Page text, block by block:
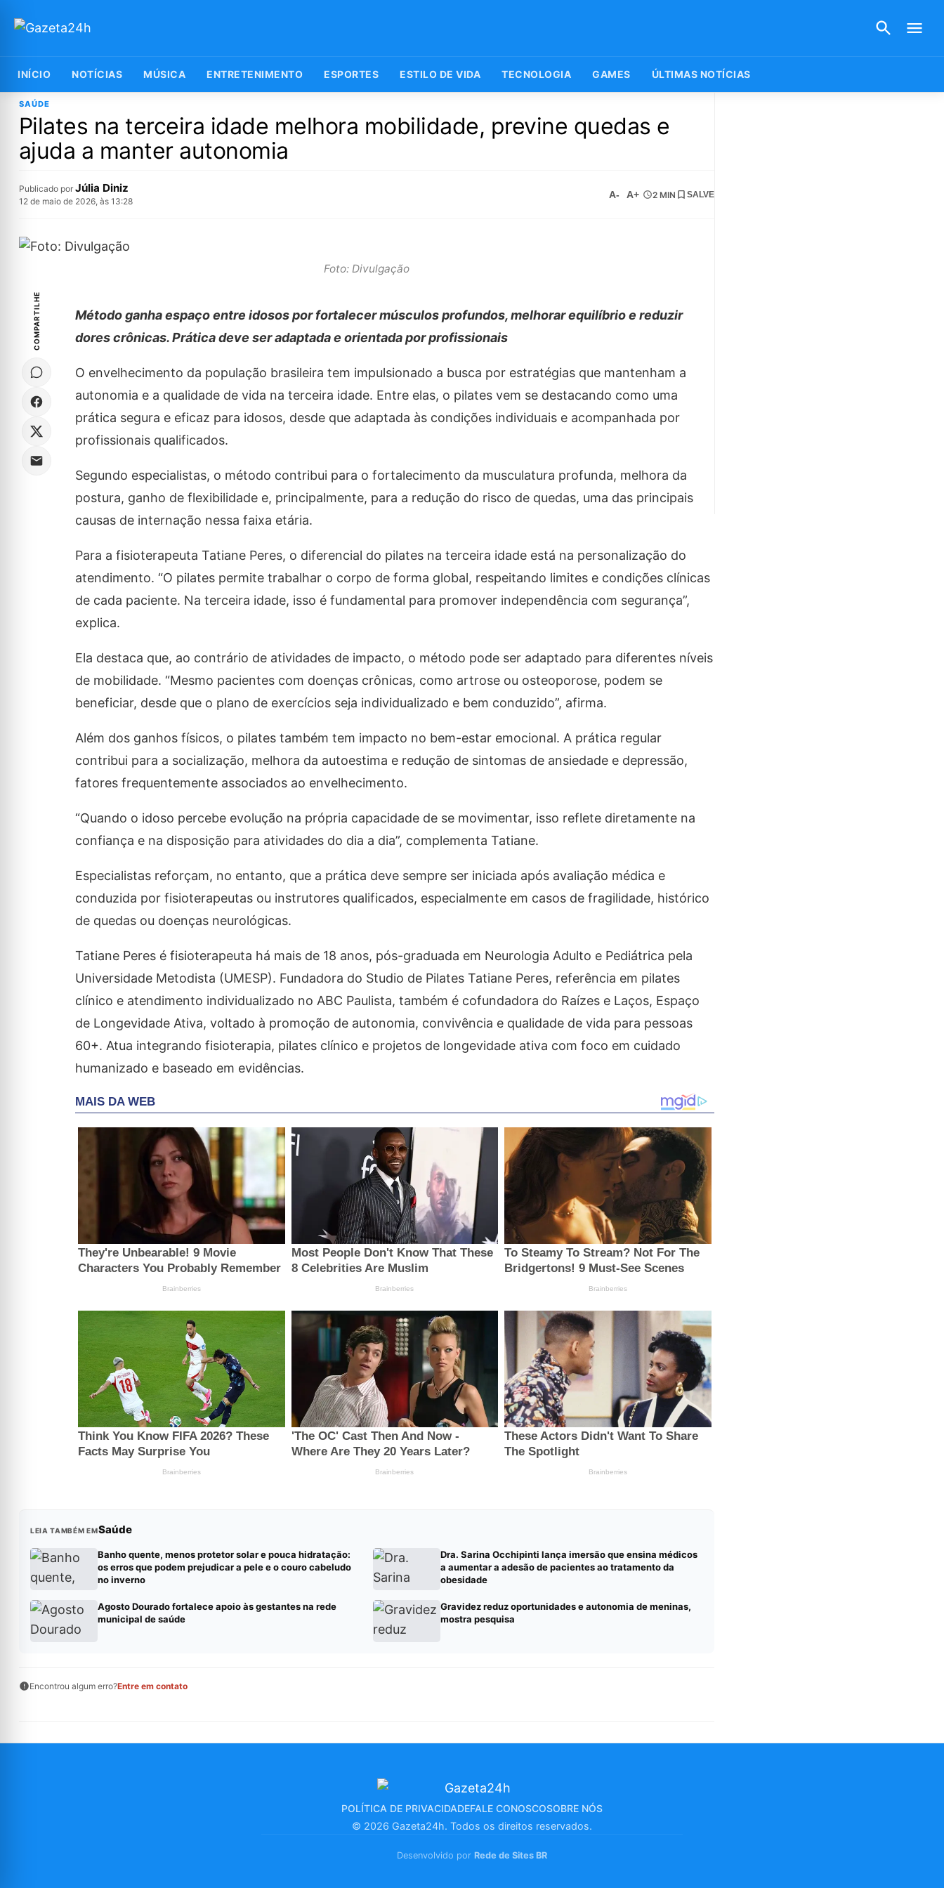
INÍCIO NOTÍCIAS MÚSICA ENTRETENIMENTO ESPORTES ESTILO DE VIDA TECNOLOGIA GAMES ÚLTIMAS NOTÍCIAS
SAÚDE
Pilates na terceira idade melhora mobilidade, previne quedas e
ajuda a manter autonomia
Publicado por Júlia Diniz
12 de maio de 2026, às 13:28
A- A+ 2 MIN SALVE
Foto: Divulgação
COMPARTILHE
Método ganha espaço entre idosos por fortalecer músculos profundos, melhorar equilíbrio e reduzir
dores crônicas. Prática deve ser adaptada e orientada por profissionais
O envelhecimento da população brasileira tem impulsionado a busca por estratégias que mantenham a
autonomia e a qualidade de vida na terceira idade. Entre elas, o pilates vem se destacando como uma
prática segura e eficaz para idosos, desde que adaptada às condições individuais e acompanhada por
profissionais qualificados.
Segundo especialistas, o método contribui para o fortalecimento da musculatura profunda, melhora da
postura, ganho de flexibilidade e, principalmente, para a redução do risco de quedas, uma das principais
causas de internação nessa faixa etária.
Para a fisioterapeuta Tatiane Peres, o diferencial do pilates na terceira idade está na personalização do
atendimento. “O pilates permite trabalhar o corpo de forma global, respeitando limites e condições clínicas
de cada paciente. Na terceira idade, isso é fundamental para promover independência com segurança”,
explica.
Ela destaca que, ao contrário de atividades de impacto, o método pode ser adaptado para diferentes níveis
de mobilidade. “Mesmo pacientes com doenças crônicas, como artrose ou osteoporose, podem se
beneficiar, desde que o plano de exercícios seja individualizado e bem conduzido”, afirma.
Além dos ganhos físicos, o pilates também tem impacto no bem-estar emocional. A prática regular
contribui para a socialização, melhora da autoestima e redução de sintomas de ansiedade e depressão,
fatores frequentemente associados ao envelhecimento.
“Quando o idoso percebe evolução na própria capacidade de se movimentar, isso reflete diretamente na
confiança e na disposição para atividades do dia a dia”, complementa Tatiane.
Especialistas reforçam, no entanto, que a prática deve sempre ser iniciada após avaliação médica e
conduzida por fisioterapeutas ou instrutores qualificados, especialmente em casos de fragilidade, histórico
de quedas ou doenças neurológicas.
Tatiane Peres é fisioterapeuta há mais de 18 anos, pós-graduada em Neurologia Adulto e Pediátrica pela
Universidade Metodista (UMESP). Fundadora do Studio de Pilates Tatiane Peres, referência em pilates
clínico e atendimento individualizado no ABC Paulista, também é cofundadora do Raízes e Laços, Espaço
de Longevidade Ativa, voltado à promoção de autonomia, convivência e qualidade de vida para pessoas
60+. Atua integrando fisioterapia, pilates clínico e projetos de longevidade ativa com foco em cuidado
humanizado e baseado em evidências.
LEIA TAMBÉM EMSaúde
Banho quente, menos protetor solar e pouca hidratação:
os erros que podem prejudicar a pele e o couro cabeludo
no inverno
Dra. Sarina Occhipinti lança imersão que ensina médicos
a aumentar a adesão de pacientes ao tratamento da
obesidade
Agosto Dourado fortalece apoio às gestantes na rede
municipal de saúde
Gravidez reduz oportunidades e autonomia de meninas,
mostra pesquisa
Encontrou algum erro?Entre em contato
POLÍTICA DE PRIVACIDADEFALE CONOSCOSOBRE NÓS
© 2026 Gazeta24h. Todos os direitos reservados.
Desenvolvido por Rede de Sites BR